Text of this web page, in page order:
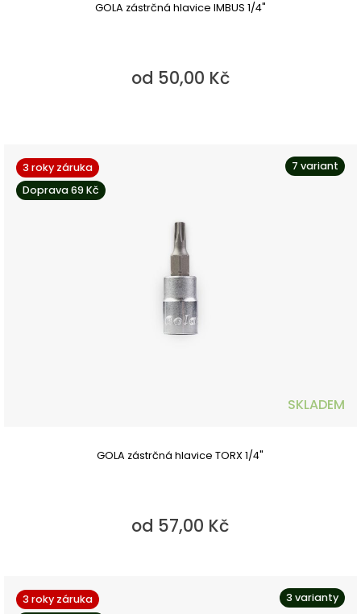
GOLA zástrčná hlavice IMBUS 1/4"
od 50,00 Kč
7 variant
3 roky záruka
Doprava 69 Kč
SKLADEM
GOLA zástrčná hlavice TORX 1/4"
od 57,00 Kč
3 varianty
3 roky záruka